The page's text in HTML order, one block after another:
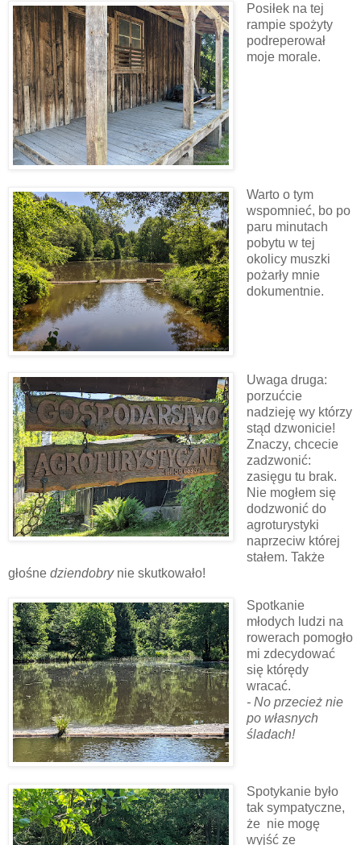
Posiłek na tej
rampie spożyty
podreperował
moje morale.
Warto o tym
wspomnieć, bo po
paru minutach
pobytu w tej
okolicy muszki
pożarły mnie
dokumentnie.
Uwaga druga:
porzućcie
nadzieję wy którzy
stąd dzwonicie!
Znaczy, chcecie
zadzwonić:
zasięgu tu brak.
Nie mogłem się
dodzwonić do
agroturystyki
naprzeciw której
stałem. Także
głośne dziendobry nie skutkowało!
Spotkanie
młodych ludzi na
rowerach pomogło
mi zdecydować
się którędy
wracać.
- No przecież nie
po własnych
śladach!
Spotykanie było
tak sympatyczne,
że nie mogę
wyjść ze